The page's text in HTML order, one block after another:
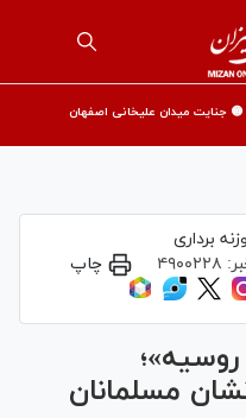
🟡 جنایت میدان علیخانی اصفهان
برداری
۴۹۰۰۲۲۸ چاپ
روسیه»؛
مسلمانان